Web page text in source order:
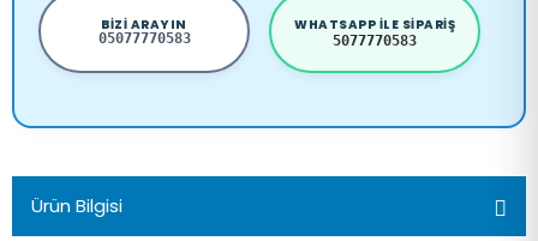
BIZI ARAYIN
05077770583
WHATSAPP ILE SIPARIŞ
5077770583
Ürün Bilgisi